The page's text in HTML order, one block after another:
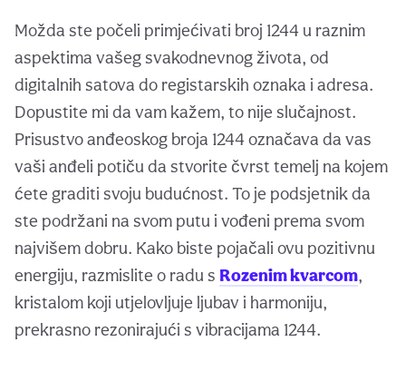
Možda ste počeli primjećivati broj 1244 u raznim
aspektima vašeg svakodnevnog života, od
digitalnih satova do registarskih oznaka i adresa.
Dopustite mi da vam kažem, to nije slučajnost.
Prisustvo anđeoskog broja 1244 označava da vas
vaši anđeli potiču da stvorite čvrst temelj na kojem
ćete graditi svoju budućnost. To je podsjetnik da
ste podržani na svom putu i vođeni prema svom
najvišem dobru. Kako biste pojačali ovu pozitivnu
energiju, razmislite o radu s Rozenim kvarcom,
kristalom koji utjelovljuje ljubav i harmoniju,
prekrasno rezonirajući s vibracijama 1244.